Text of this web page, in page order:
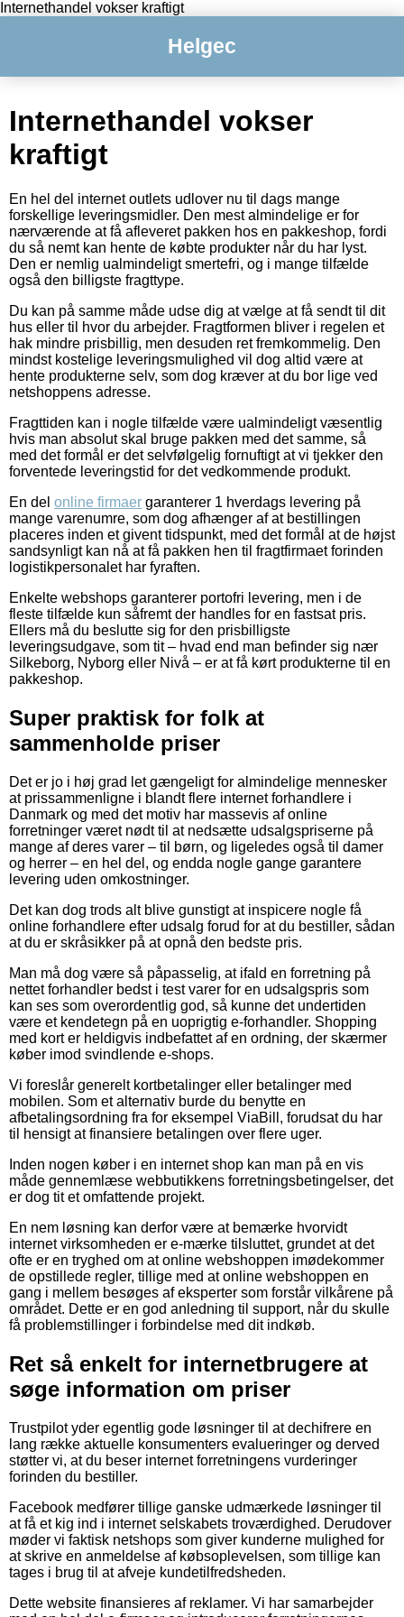
Internethandel vokser kraftigt
Helgec
Internethandel vokser
kraftigt
En hel del internet outlets udlover nu til dags mange
forskellige leveringsmidler. Den mest almindelige er for
nærværende at få afleveret pakken hos en pakkeshop, fordi
du så nemt kan hente de købte produkter når du har lyst.
Den er nemlig ualmindeligt smertefri, og i mange tilfælde
også den billigste fragttype.
Du kan på samme måde udse dig at vælge at få sendt til dit
hus eller til hvor du arbejder. Fragtformen bliver i regelen et
hak mindre prisbillig, men desuden ret fremkommelig. Den
mindst kostelige leveringsmulighed vil dog altid være at
hente produkterne selv, som dog kræver at du bor lige ved
netshoppens adresse.
Fragttiden kan i nogle tilfælde være ualmindeligt væsentlig
hvis man absolut skal bruge pakken med det samme, så
med det formål er det selvfølgelig fornuftigt at vi tjekker den
forventede leveringstid for det vedkommende produkt.
En del online firmaer garanterer 1 hverdags levering på
mange varenumre, som dog afhænger af at bestillingen
placeres inden et givent tidspunkt, med det formål at de højst
sandsynligt kan nå at få pakken hen til fragtfirmaet forinden
logistikpersonalet har fyraften.
Enkelte webshops garanterer portofri levering, men i de
fleste tilfælde kun såfremt der handles for en fastsat pris.
Ellers må du beslutte sig for den prisbilligste
leveringsudgave, som tit – hvad end man befinder sig nær
Silkeborg, Nyborg eller Nivå – er at få kørt produkterne til en
pakkeshop.
Super praktisk for folk at
sammenholde priser
Det er jo i høj grad let gængeligt for almindelige mennesker
at prissammenligne i blandt flere internet forhandlere i
Danmark og med det motiv har massevis af online
forretninger været nødt til at nedsætte udsalgspriserne på
mange af deres varer – til børn, og ligeledes også til damer
og herrer – en hel del, og endda nogle gange garantere
levering uden omkostninger.
Det kan dog trods alt blive gunstigt at inspicere nogle få
online forhandlere efter udsalg forud for at du bestiller, sådan
at du er skråsikker på at opnå den bedste pris.
Man må dog være så påpasselig, at ifald en forretning på
nettet forhandler bedst i test varer for en udsalgspris som
kan ses som overordentlig god, så kunne det undertiden
være et kendetegn på en uoprigtig e-forhandler. Shopping
med kort er heldigvis indbefattet af en ordning, der skærmer
køber imod svindlende e-shops.
Vi foreslår generelt kortbetalinger eller betalinger med
mobilen. Som et alternativ burde du benytte en
afbetalingsordning fra for eksempel ViaBill, forudsat du har
til hensigt at finansiere betalingen over flere uger.
Inden nogen køber i en internet shop kan man på en vis
måde gennemlæse webbutikkens forretningsbetingelser, det
er dog tit et omfattende projekt.
En nem løsning kan derfor være at bemærke hvorvidt
internet virksomheden er e-mærke tilsluttet, grundet at det
ofte er en tryghed om at online webshoppen imødekommer
de opstillede regler, tillige med at online webshoppen en
gang i mellem besøges af eksperter som forstår vilkårene på
området. Dette er en god anledning til support, når du skulle
få problemstillinger i forbindelse med dit indkøb.
Ret så enkelt for internetbrugere at
søge information om priser
Trustpilot yder egentlig gode løsninger til at dechifrere en
lang række aktuelle konsumenters evalueringer og derved
støtter vi, at du beser internet forretningens vurderinger
forinden du bestiller.
Facebook medfører tillige ganske udmærkede løsninger til
at få et kig ind i internet selskabets troværdighed. Derudover
møder vi faktisk netshops som giver kunderne mulighed for
at skrive en anmeldelse af købsoplevelsen, som tillige kan
tages i brug til at afveje kundetilfredsheden.
Dette website finansieres af reklamer. Vi har samarbejder